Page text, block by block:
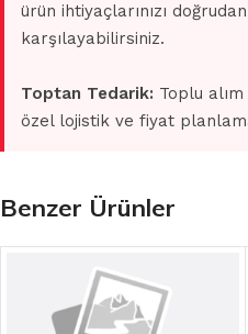
ürün ihtiyaçlarınızı
karşılayabilirsiniz.
Toptan Tedarik: Toplu
özel lojistik ve fiyat
Benzer Ürünler